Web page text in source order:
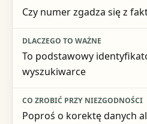
Dlaczego to ważne
Czy numer zgadza się z
To podstawowy
wyszukiwarce
Poproś o korektę danych